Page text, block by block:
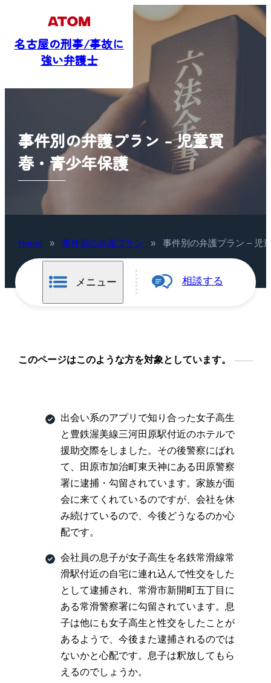
名古屋の刑事/事故に
事件別の弁護プラン – 児童買
春・青少年保護
Home » 事件別の弁護プラン » 事件別の弁護プラン – 児
メニュー 相談する
このページはこのような方を対象としています。
出会い系のアプリで知り合った女子高生
と豊鉄渥美線三河田原駅付近のホテルで
援助交際をしました。その後警察にばれ
て、田原市加治町東天神にある田原警察
署に逮捕・勾留されています。家族が面
会に来てくれているのですが、会社を休
み続けているので、今後どうなるのか心
配です。
会社員の息子が女子高生を名鉄常滑線常
滑駅付近の自宅に連れ込んで性交をした
として逮捕され、常滑市新開町五丁目に
ある常滑警察署に勾留されています。息
子は他にも女子高生と性交をしたことが
あるようで、今後また逮捕されるのでは
ないかと心配です。息子は釈放してもら
えるのでしょうか。